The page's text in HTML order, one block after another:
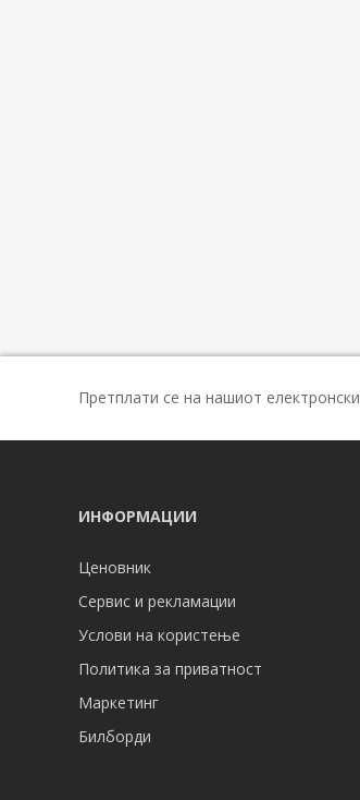
Претплати се на нашиот
ИНФОРМАЦИИ
Ценовник
Сервис и рекламации
Услови на користење
Политика за приватност
Маркетинг
Билборди